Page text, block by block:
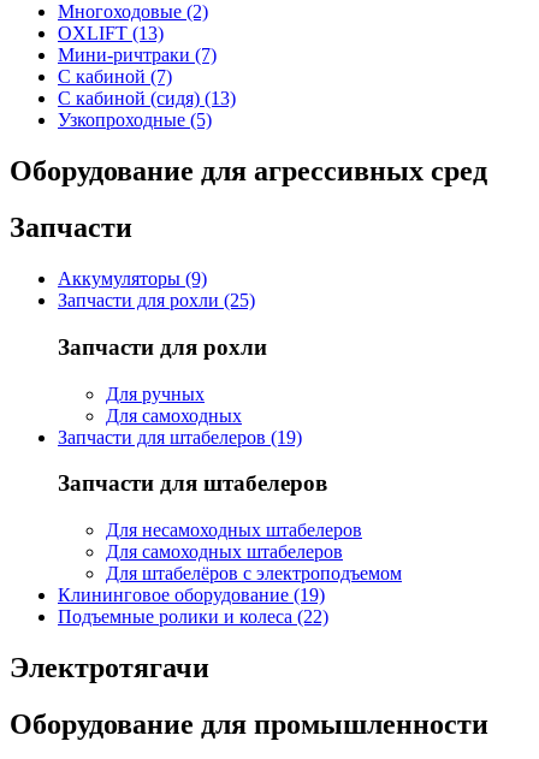
Многоходовые (2)
OXLIFT (13)
Мини-ричтраки (7)
С кабиной (7)
С кабиной (сидя) (13)
Узкопроходные (5)
Оборудование для агрессивных сред
Запчасти
Аккумуляторы (9)
Запчасти для рохли (25)
Запчасти для рохли
Для ручных
Для самоходных
Запчасти для штабелеров (19)
Запчасти для штабелеров
Для несамоходных штабелеров
Для самоходных штабелеров
Для штабелёров с электроподъемом
Клининговое оборудование (19)
Подъемные ролики и колеса (22)
Электротягачи
Оборудование для промышленности